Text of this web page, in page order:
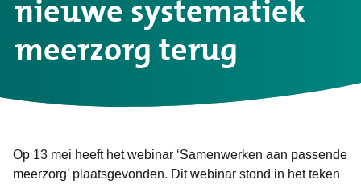
meerzorg terug
Op 13 mei heeft het webinar ‘Samenwerken aan passende
meerzorg’ plaatsgevonden. Dit webinar stond in het teken